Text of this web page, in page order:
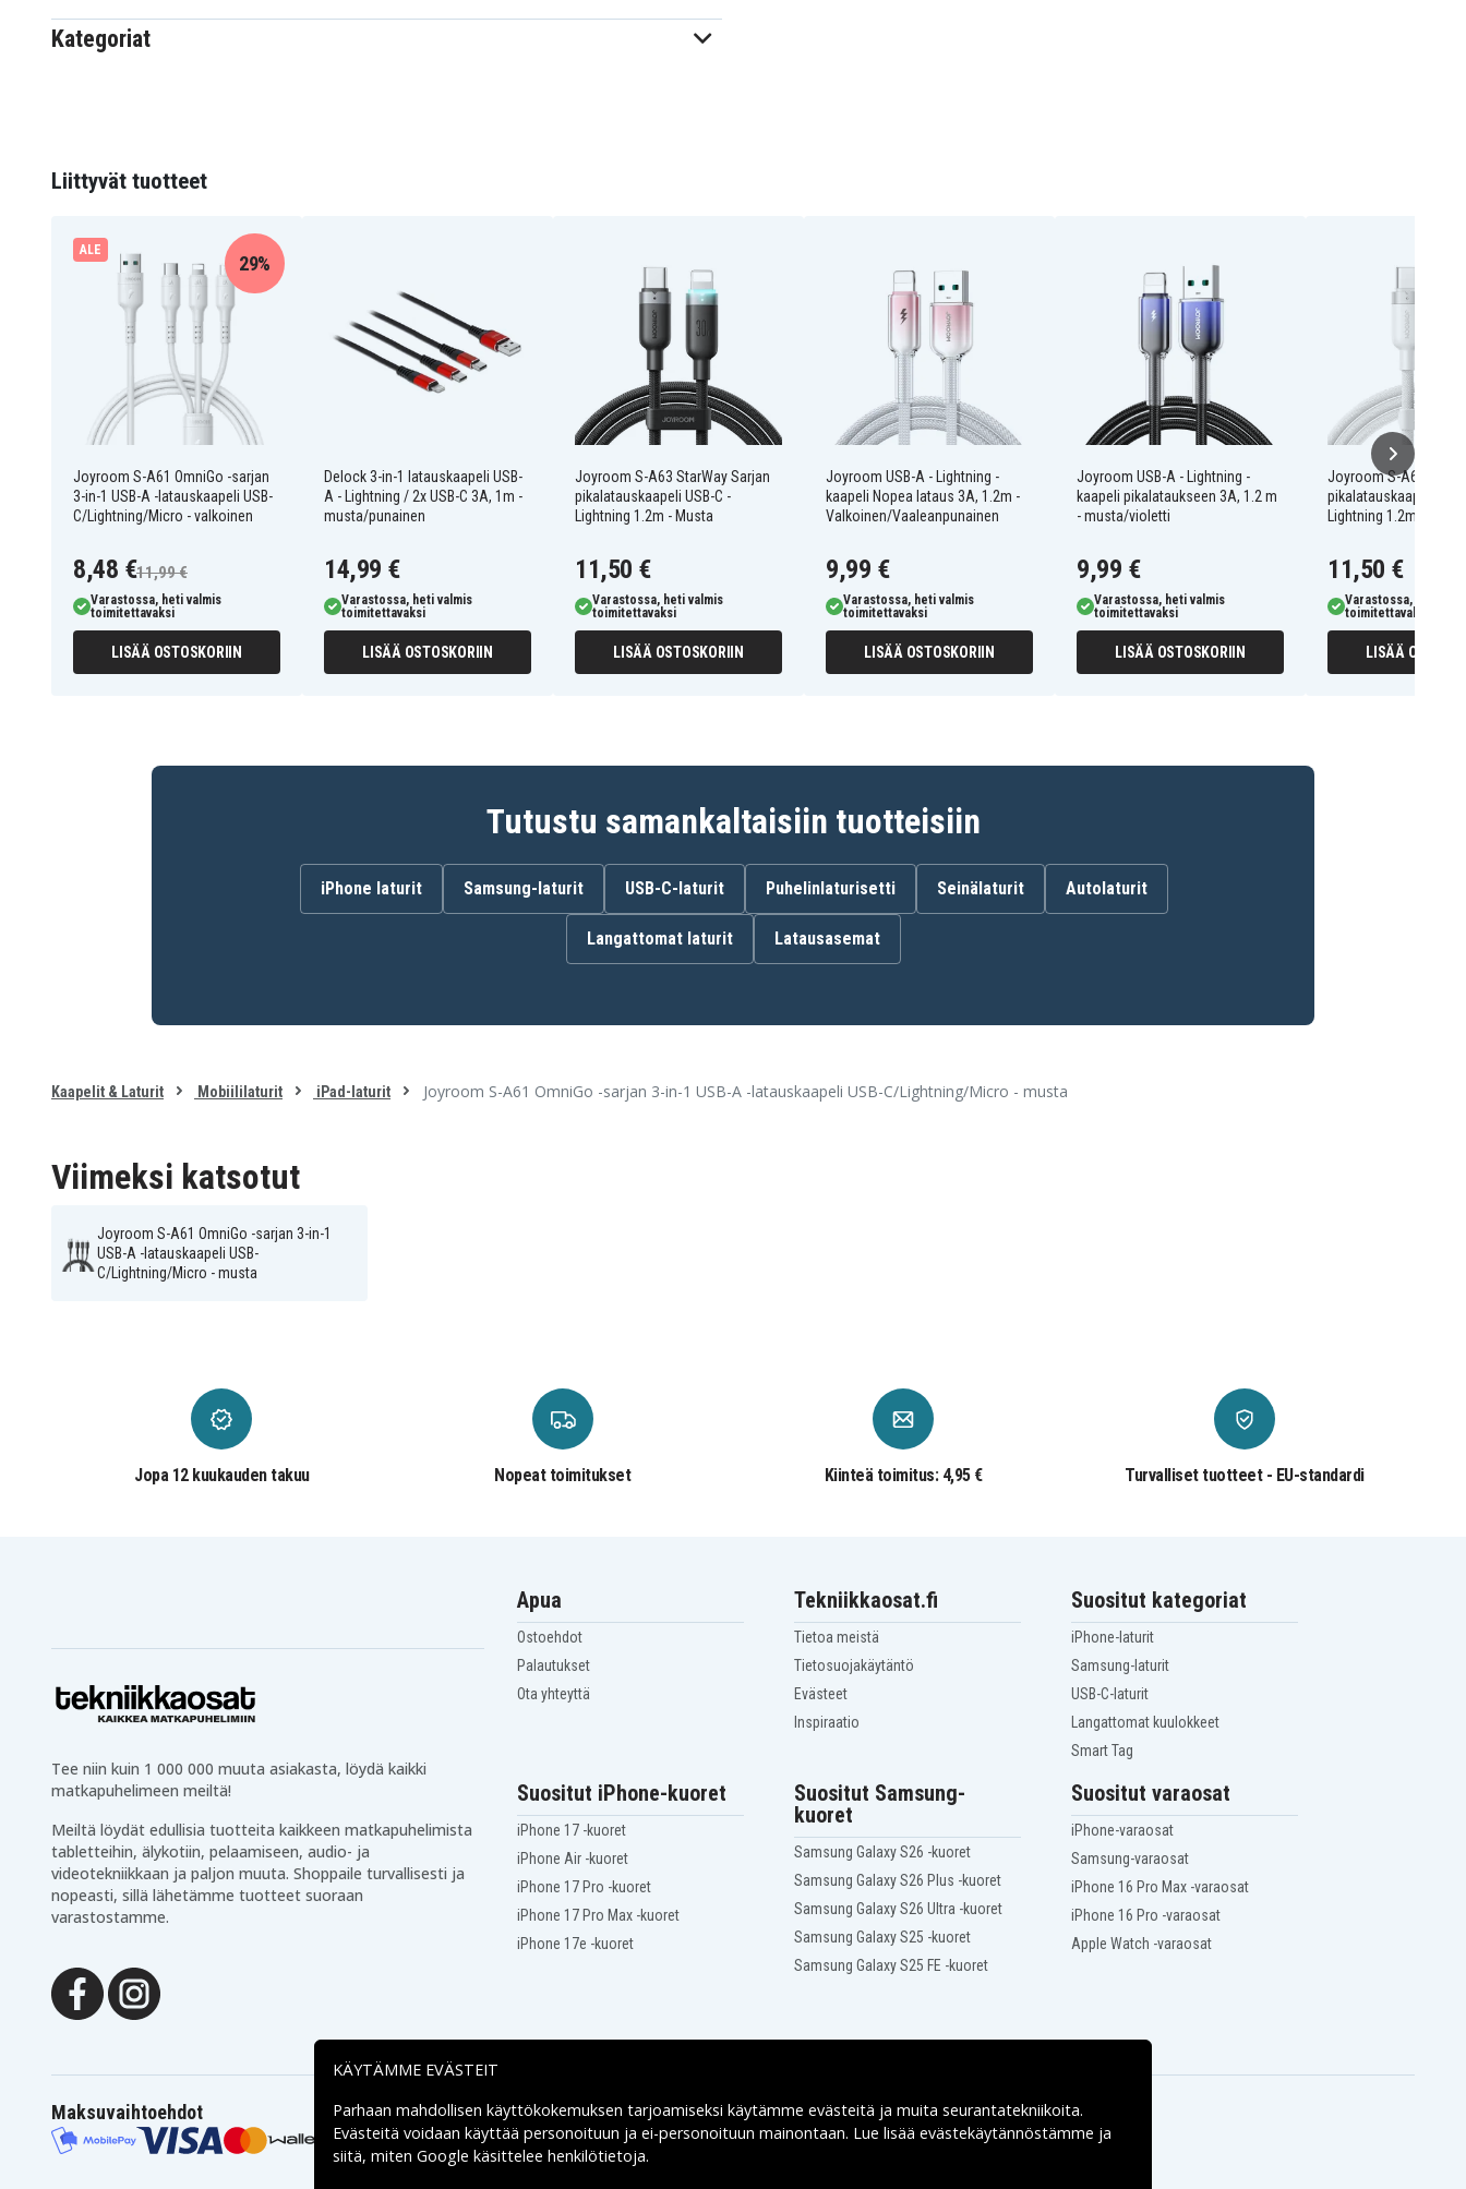
Tekniset tiedot:
Materiaali:PVC
Lähtövirta:
Lightning 2,4 A, Micro 2 A, USB-C 3 A, yleinen 3,5 A
Yhteensopiva seuraavien kanssa:
USB-A - USB-C, Lightning, Micro
HUOMAUTUS: Tuote ei tue Carplayta.
Joyroom S-A61 OmniGo -sarjan 3-in-1-latauskaapelin edut –
Lataa kolmea eri laitetta samanaikaisesti, maksimaalinen mukavuus
Kestävä muotoilu, joka kestää yli 10 000 taivutusta
Taattu turvallisuus V1-palonsuoja-aineiden ansiosta
Yleinen tuki kaikille yleisille matkapuhelimille ja digitaalisille laitteille
Tuotenro S-A61-1T3A-B
EAN / GTIN 6956116780302
Tuotetyyppi Latauskaapeli
USB-A 1
Kategoriat
Liittyvät tuotteet
ALE
Joyroom S-A61 OmniGo -sarjan
3-in-1 USB-A -latauskaapeli USB-
C/Lightning/Micro - valkoinen
29%
8,48 €11,99 €
Varastossa, heti valmis
toimitettavaksi
LISÄÄ OSTOSKORIIN
Delock 3-in-1 latauskaapeli USB-
A - Lightning / 2x USB-C 3A, 1m -
musta/punainen
14,99 €
Varastossa, heti valmis
toimitettavaksi
LISÄÄ OSTOSKORIIN
Joyroom S-A63 StarWay Sarjan
pikalatauskaapeli USB-C -
Lightning 1.2m - Musta
11,50 €
Varastossa, heti valmis
toimitettavaksi
LISÄÄ OSTOSKORIIN
Joyroom USB-A - Lightning -
kaapeli Nopea lataus 3A, 1.2m -
Valkoinen/Vaaleanpunainen
9,99 €
Varastossa, heti valmis
toimitettavaksi
LISÄÄ OSTOSKORIIN
Joyroom USB-A - Lightning -
kaapeli pikalataukseen 3A, 1.2 m
- musta/violetti
9,99 €
Varastossa, heti valmis
toimitettavaksi
LISÄÄ OSTOSKORIIN
Joyroom S-A63
pikalatauskaapeli
Lightning 1.2m -
11,50 €
Varastossa, heti
toimitettavaksi
LISÄÄ
Tutustu samankaltaisiin tuotteisiin
iPhone laturit Samsung-laturit USB-C-laturit Puhelinlaturisetti Seinälaturit Autolaturit
Langattomat laturit Latausasemat
Kaapelit & Laturit Mobiililaturit iPad-laturit Joyroom S-A61 OmniGo -sarjan 3-in-1 USB-A -latauskaapeli USB-C/Lightning/Micro - musta
Viimeksi katsotut
Joyroom S-A61 OmniGo -sarjan 3-in-1
USB-A -latauskaapeli USB-
C/Lightning/Micro - musta
Jopa 12 kuukauden takuu Nopeat toimitukset Kiinteä toimitus: 4,95 € Turvalliset tuotteet - EU-standardi
Tee niin kuin 1 000 000 muuta asiakasta, löydä kaikki
matkapuhelimeen meiltä!
Meiltä löydät edullisia tuotteita kaikkeen matkapuhelimista
tabletteihin, älykotiin, pelaamiseen, audio- ja
videotekniikkaan ja paljon muuta. Shoppaile turvallisesti ja
nopeasti, sillä lähetämme tuotteet suoraan
varastostamme.
Apua
Ostoehdot
Palautukset
Ota yhteyttä
Tekniikkaosat.fi
Tietoa meistä
Tietosuojakäytäntö
Evästeet
Inspiraatio
Suositut kategoriat
iPhone-laturit
Samsung-laturit
USB-C-laturit
Langattomat kuulokkeet
Smart Tag
Suositut iPhone-kuoret
iPhone 17 -kuoret
iPhone Air -kuoret
iPhone 17 Pro -kuoret
iPhone 17 Pro Max -kuoret
iPhone 17e -kuoret
Suositut Samsung-
kuoret
Samsung Galaxy S26 -kuoret
Samsung Galaxy S26 Plus -kuoret
Samsung Galaxy S26 Ultra -kuoret
Samsung Galaxy S25 -kuoret
Samsung Galaxy S25 FE -kuoret
Suositut varaosat
iPhone-varaosat
Samsung-varaosat
iPhone 16 Pro Max -varaosat
iPhone 16 Pro -varaosat
Apple Watch -varaosat
Maksuvaihtoehdot Toimitusvaihtoehdot
KÄYTÄMME EVÄSTEIT
Parhaan mahdollisen käyttökokemuksen tarjoamiseksi käytämme evästeitä ja muita seurantatekniikoita.
Evästeitä voidaan käyttää personoituun ja ei-personoituun mainontaan. Lue lisää evästekäytännöstämme ja
siitä, miten Google käsittelee henkilötietoja.